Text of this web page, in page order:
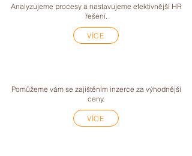
Analyzujeme procesy a nastavujeme efektivnější HR
řešení.
VÍCE
Pomůžeme vám se zajištěním inzerce za výhodnější
ceny.
VÍCE